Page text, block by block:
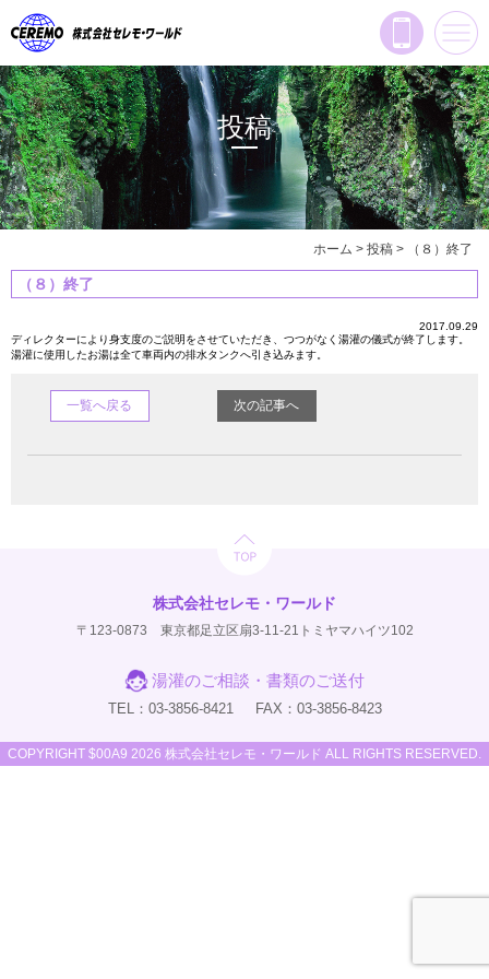
投稿
ホーム > 投稿 > （８）終了
（８）終了
2017.09.29
ディレクターにより身支度のご説明をさせていただき、つつがなく湯灌の儀式が終了します。
湯灌に使用したお湯は全て車両内の排水タンクへ引き込みます。
一覧へ戻る 次の記事へ
株式会社セレモ・ワールド
〒123-0873 東京都足立区扇3-11-21トミヤマハイツ102
湯灌のご相談・書類のご送付
TEL：03-3856-8421 FAX：03-3856-8423
COPYRIGHT $00A9 2026 株式会社セレモ・ワールド ALL RIGHTS RESERVED.